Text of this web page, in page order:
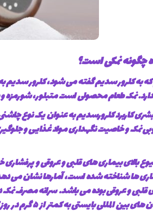
نمکی است؟
به کلرور سدیم گفته می شود، کلرور سدیم
نمک طعام محصولی است متبلور،
بشری کاربرد کلرورسدیم به عنوان یک نوع
و خاصیت نگهداری مواد غذایی و
بالای بیماری های قلبی و عروقی و
بایستی به کمتر از ۵ گرم در روز کاهش پیدا کند.